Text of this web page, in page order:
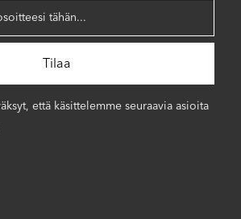
että käsittelemme seuraavia asioita